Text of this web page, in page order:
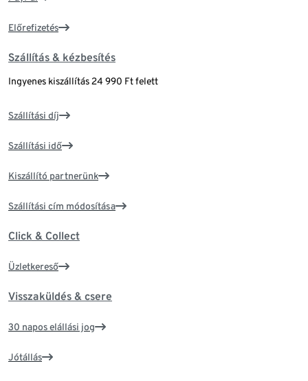
Előrefizetés
Szállítás & kézbesítés
Ingyenes kiszállítás 24 990 Ft felett
Szállítási díj
Szállítási idő
Kiszállító partnerünk
Szállítási cím módosítása
Click & Collect
Üzletkereső
Visszaküldés & csere
30 napos elállási jog
Jótállás